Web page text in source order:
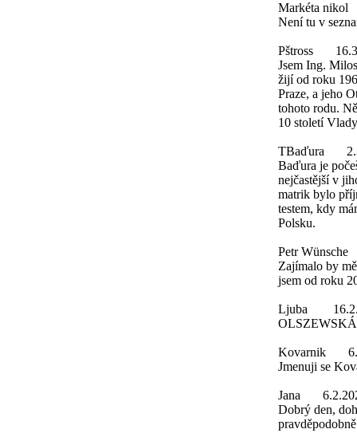
Markéta nikol
Není tu v
Pštross
Jsem Ing.
žijí od roku
Praze, a jeho
tohoto rodu.
10 století
TBaďura
Baďura je
nejčastější v
matrik bylo
testem, kdy
Polsku.
Petr Wünsche
Zajímalo by
jsem od roku
Ljuba
Kovarnik
Jmenuji se
Jana
Dobrý den,